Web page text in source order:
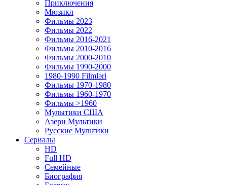
Приключения
Мюзикл
Фильмы 2023
Фильмы 2022
Фильмы 2016-2021
Фильмы 2010-2016
Фильмы 2000-2010
Фильмы 1990-2000
1980-1990 Filmləri
Фильмы 1970-1980
Фильмы 1960-1970
Фильмы >1960
Мулытики США
Азери Мультики
Русские Мультики
Сериалы
HD
Full HD
Семейные
Биография